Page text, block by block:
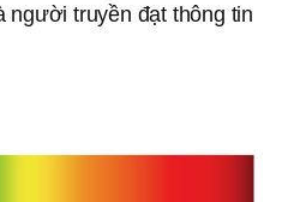
người truyền đạt thông tin